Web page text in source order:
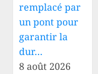
remplacé par
un pont pour
garantir la
dur…
8 août 2026